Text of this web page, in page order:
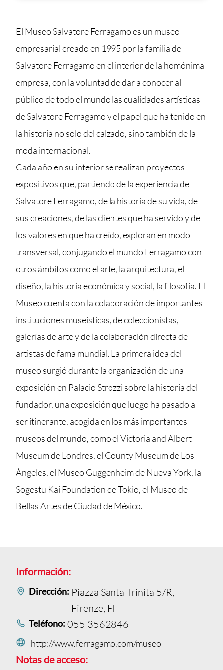
El Museo Salvatore Ferragamo es un museo
empresarial creado en 1995 por la familia de
Salvatore Ferragamo en el interior de la homónima
empresa, con la voluntad de dar a conocer al
público de todo el mundo las cualidades artísticas
de Salvatore Ferragamo y el papel que ha tenido en
la historia no solo del calzado, sino también de la
moda internacional.
Cada año en su interior se realizan proyectos
expositivos que, partiendo de la experiencia de
Salvatore Ferragamo, de la historia de su vida, de
sus creaciones, de las clientes que ha servido y de
los valores en que ha creído, exploran en modo
transversal, conjugando el mundo Ferragamo con
otros ámbitos como el arte, la arquitectura, el
diseño, la historia económica y social, la filosofía. El
Museo cuenta con la colaboración de importantes
instituciones museísticas, de coleccionistas,
galerías de arte y de la colaboración directa de
artistas de fama mundial. La primera idea del
museo surgió durante la organización de una
exposición en Palacio Strozzi sobre la historia del
fundador, una exposición que luego ha pasado a
ser itinerante, acogida en los más importantes
museos del mundo, como el Victoria and Albert
Museum de Londres, el County Museum de Los
Ángeles, el Museo Guggenheim de Nueva York, la
Sogestu Kai Foundation de Tokio, el Museo de
Bellas Artes de Ciudad de México.
Información:
Dirección: Piazza Santa Trinita 5/R, -
Firenze, FI
Teléfono: 055 3562846
http://www.ferragamo.com/museo
Notas de acceso: